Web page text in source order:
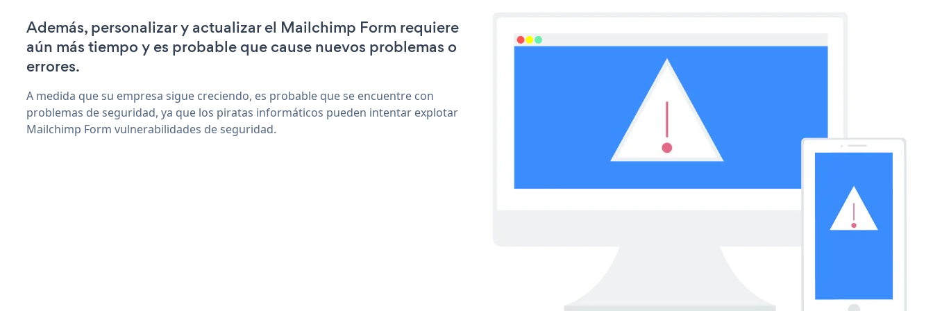
Además, personalizar y actualizar el Mailchimp Form requiere
aún más tiempo y es probable que cause nuevos problemas o
errores.
A medida que su empresa sigue creciendo, es probable que se encuentre con
problemas de seguridad, ya que los piratas informáticos pueden intentar explotar
Mailchimp Form vulnerabilidades de seguridad.